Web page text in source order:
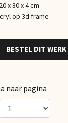
x 80 x 4 cm
op 3d frame
BESTEL DIT WERK
naar pagina